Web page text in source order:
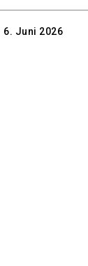
6. Juni 2026